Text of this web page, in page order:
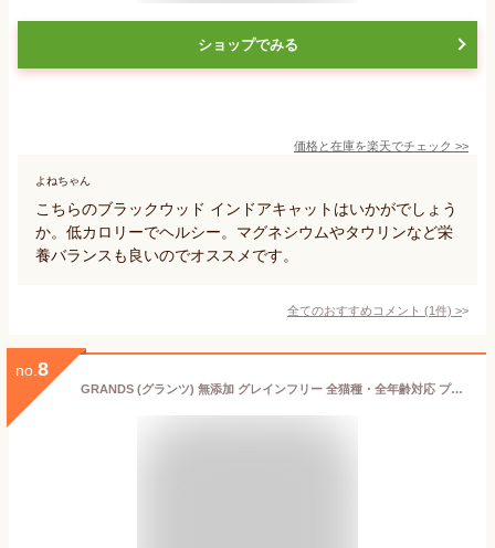
ショップでみる
価格と在庫を楽天でチェック >>
よねちゃん
こちらのブラックウッド インドアキャットはいかがでしょう
か。低カロリーでヘルシー。マグネシウムやタウリンなど栄
養バランスも良いのでオススメです。
全てのおすすめコメント (1件) >
no. 8
GRANDS (グランツ) 無添加 グレインフリー 全猫種・全年齢対応 プレミアムキャットフード チキン＆サーモン味 500g 総合栄養食 高タンパク質 低糖質 3袋セット